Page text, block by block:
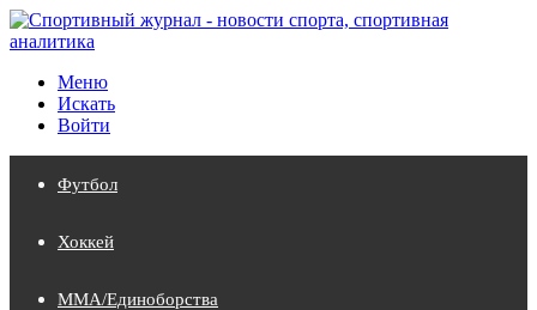
Меню
Искать
Войти
Футбол
Хоккей
MMA/Единоборства